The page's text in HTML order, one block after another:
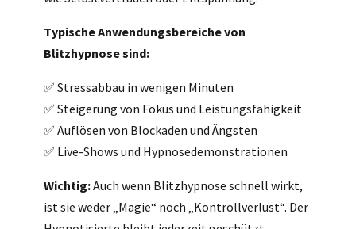
Typische Anwendungsbereiche von
Blitzhypnose sind:
✅ Stressabbau in wenigen Minuten
✅ Steigerung von Fokus und Leistungsfähigkeit
✅ Auflösen von Blockaden und Ängsten
✅ Live-Shows und Hypnosedemonstrationen
Wichtig:Auch wenn Blitzhypnose schnell wirkt,
ist sie weder „Magie“ noch „Kontrollverlust“. Der